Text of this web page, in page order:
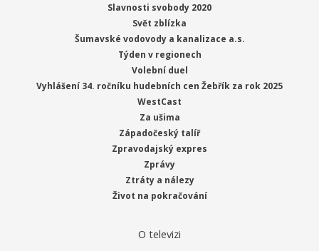
Slavnosti svobody 2020
Svět zblízka
Šumavské vodovody a kanalizace a.s.
Týden v regionech
Volební duel
Vyhlášení 34. ročníku hudebních cen Žebřík za rok 2025
WestCast
Za ušima
Západočeský talíř
Zpravodajský expres
Zprávy
Ztráty a nálezy
Život na pokračování
O televizi